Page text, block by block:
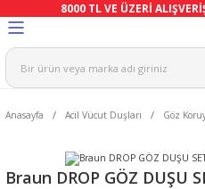
8000 TL VE ÜZERİ
Anasayfa Acil Vücut Duşları Göz
Braun DROP GÖZ DUŞU